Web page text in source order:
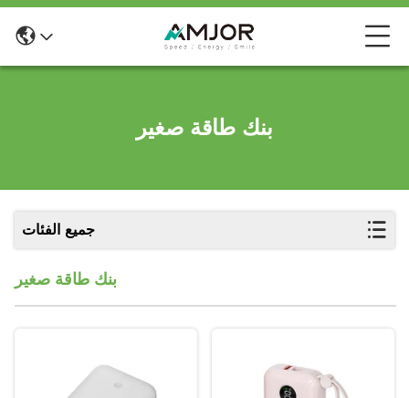
بنك طاقة صغير
جميع الفئات
بنك طاقة صغير